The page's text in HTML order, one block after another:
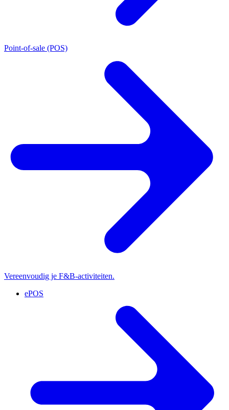
Point-of-sale (POS)
Vereenvoudig je F&B-activiteiten.
ePOS